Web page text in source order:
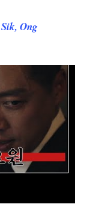
Ong